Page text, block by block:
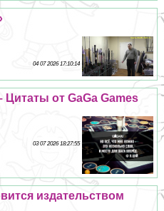
04 07 2026 17:10:14
от GaGa Games
03 07 2026 18:27:55
издательством